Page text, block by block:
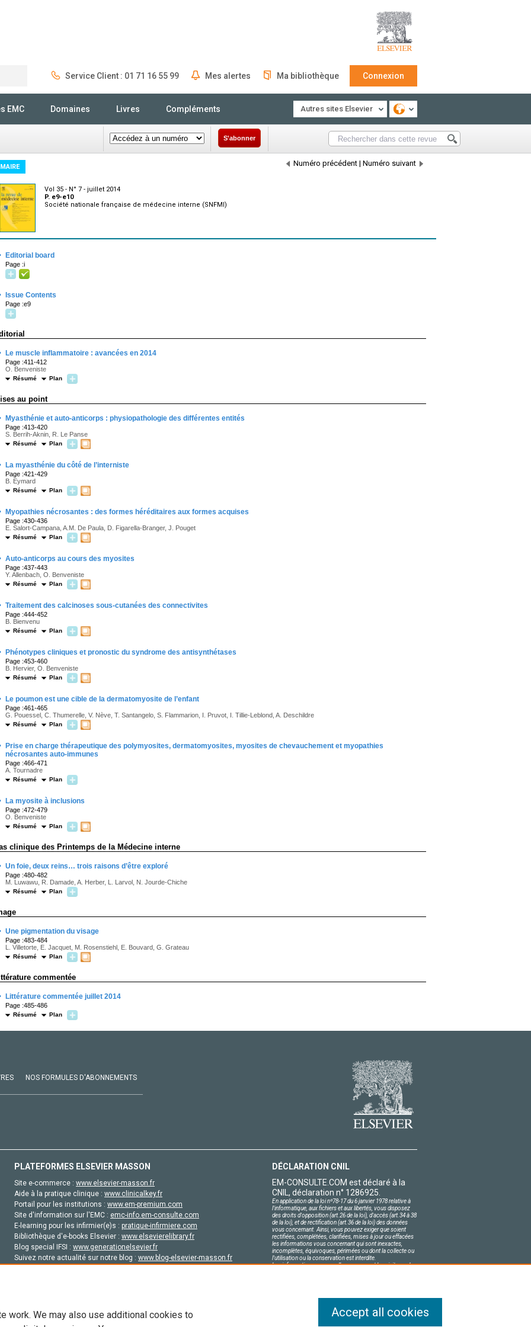
Service Client : 01 71 16 55 99 Mes alertes Ma bibliothèque Connexion
EMC Domaines Livres Compléments Autres sites Elsevier
S'abonner
Numéro précédent | Numéro suivant
Vol 35 - N° 7 - juillet 2014
P. e9-e10
Société nationale française de médecine interne (SNFMI)
Editorial board
Page :i
Issue Contents
Page :e9
Le muscle inflammatoire : avancées en 2014
Page :411-412
O. Benveniste
Résumé Plan
au point
Myasthénie et auto-anticorps : physiopathologie des différentes entités
Page :413-420
S. Berrih-Aknin, R. Le Panse
Résumé Plan
La myasthénie du côté de l’interniste
Page :421-429
B. Eymard
Résumé Plan
Myopathies nécrosantes : des formes héréditaires aux formes acquises
Page :430-436
E. Salort-Campana, A.M. De Paula, D. Figarella-Branger, J. Pouget
Résumé Plan
Auto-anticorps au cours des myosites
Page :437-443
Y. Allenbach, O. Benveniste
Résumé Plan
Traitement des calcinoses sous-cutanées des connectivites
Page :444-452
B. Bienvenu
Résumé Plan
Phénotypes cliniques et pronostic du syndrome des antisynthétases
Page :453-460
B. Hervier, O. Benveniste
Résumé Plan
Le poumon est une cible de la dermatomyosite de l’enfant
Page :461-465
G. Pouessel, C. Thumerelle, V. Nève, T. Santangelo, S. Flammarion, I. Pruvot, I. Tillie-Leblond, A. Deschildre
Résumé Plan
Prise en charge thérapeutique des polymyosites, dermatomyosites, myosites de chevauchement et myopathies
nécrosantes auto-immunes
Page :466-471
A. Tournadre
Résumé Plan
La myosite à inclusions
Page :472-479
O. Benveniste
Résumé Plan
clinique des Printemps de la Médecine interne
Un foie, deux reins… trois raisons d’être exploré
Page :480-482
M. Luwawu, R. Damade, A. Herber, L. Larvol, N. Jourde-Chiche
Résumé Plan
Une pigmentation du visage
Page :483-484
L. Villetorte, E. Jacquet, M. Rosenstiehl, E. Bouvard, G. Grateau
Résumé Plan
commentée
Littérature commentée juillet 2014
Page :485-486
Résumé Plan
NOS FORMULES D'ABONNEMENTS
PLATEFORMES ELSEVIER MASSON
Site e-commerce : www.elsevier-masson.fr
Aide à la pratique clinique : www.clinicalkey.fr
Portail pour les institutions : www.em-premium.com
Site d'information sur l'EMC : emc-info.em-consulte.com
E-learning pour les infirmier(e)s : pratique-infirmiere.com
Bibliothèque d'e-books Elsevier : www.elsevierelibrary.fr
Blog special IFSI : www.generationelsevier.fr
Suivez notre actualité sur notre blog : www.blog-elsevier-masson.fr
DÉCLARATION CNIL
EM-CONSULTE.COM est déclaré à la
CNIL, déclaration n° 1286925.
En application de la loi nº78-17 du 6 janvier 1978 relative à
l'informatique, aux fichiers et aux libertés, vous disposez
des droits d'opposition (art.26 de la loi), d'accès (art.34 à 38
de la loi), et de rectification (art.36 de la loi) des données
vous concernant. Ainsi, vous pouvez exiger que soient
rectifiées, complétées, clarifiées, mises à jour ou effacées
les informations vous concernant qui sont inexactes,
incomplètes, équivoques, périmées ou dont la collecte ou
l'utilisation ou la conservation est interdite.
Les informations personnelles concernant les visiteurs de
work. We may also use additional cookies to
Accept all cookies